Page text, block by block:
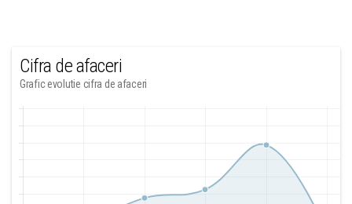
Cifra de afaceri
Grafic evolutie cifra de afaceri